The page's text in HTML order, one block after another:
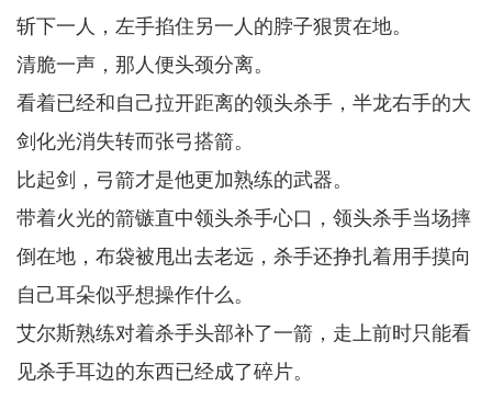
斩下一人，左手掐住另一人的脖子狠贯在地。
清脆一声，那人便头颈分离。
看着已经和自己拉开距离的领头杀手，半龙右手的大
剑化光消失转而张弓搭箭。
比起剑，弓箭才是他更加熟练的武器。
带着火光的箭镞直中领头杀手心口，领头杀手当场摔
倒在地，布袋被甩出去老远，杀手还挣扎着用手摸向
自己耳朵似乎想操作什么。
艾尔斯熟练对着杀手头部补了一箭，走上前时只能看
见杀手耳边的东西已经成了碎片。